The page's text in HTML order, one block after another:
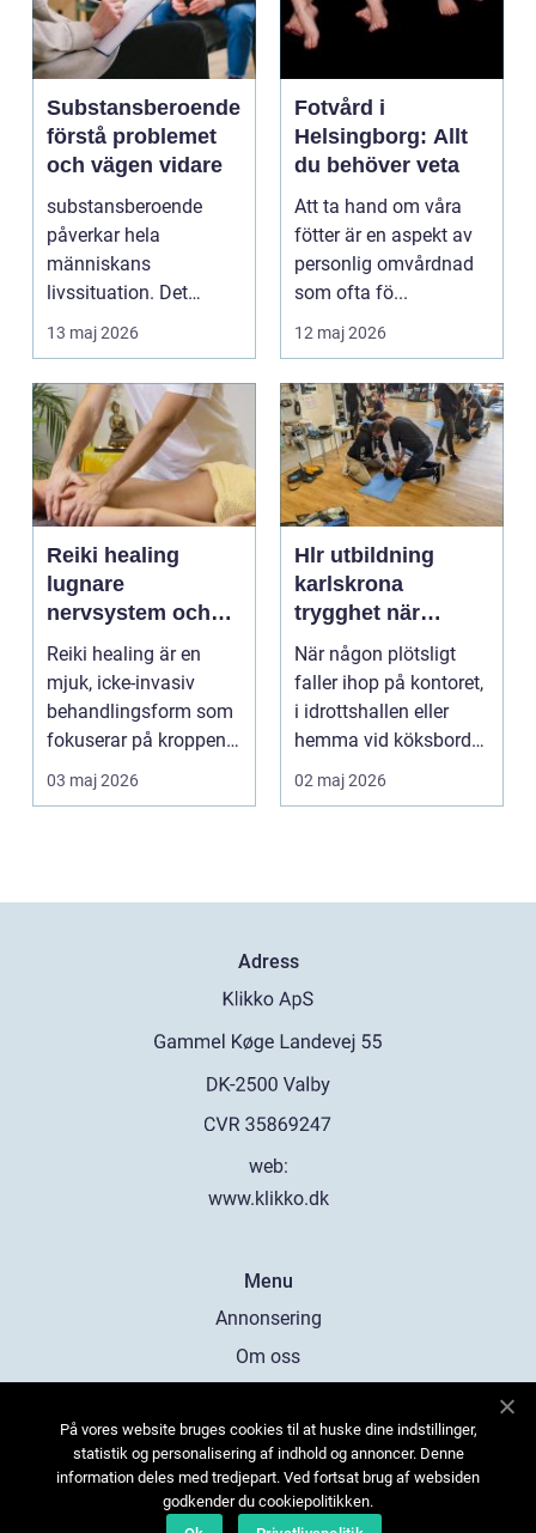
Substansberoende
förstå problemet
och vägen vidare
substansberoende
påverkar hela
människans
livssituation. Det
handlar sällan bara
om alkohol, narkoti...
13 maj 2026
Fotvård i
Helsingborg: Allt
du behöver veta
Att ta hand om våra
fötter är en aspekt av
personlig omvårdnad
som ofta fö...
12 maj 2026
Reiki healing
lugnare
nervsystem och
djupare
återhämtning
Reiki healing är en
mjuk, icke-invasiv
behandlingsform som
fokuserar på kroppens
egen förmåga att lä...
03 maj 2026
Hlr utbildning
karlskrona
trygghet när
sekunderna
räknas
När någon plötsligt
faller ihop på kontoret,
i idrottshallen eller
hemma vid köksbordet
finns det ba...
02 maj 2026
Adress
web:
www.klikko.dk
Menu
Annonsering
Om oss
Kontakta oss
Sitemap
På vores website bruges cookies til at huske dine indstillinger,
statistik og personalisering af indhold og annoncer. Denne
information deles med tredjepart. Ved fortsat brug af websiden
godkender du cookiepolitikken.